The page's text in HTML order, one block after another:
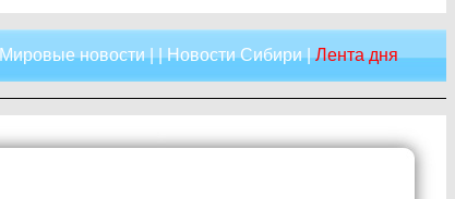
Мировые новости| |Новости Сибири|Лента дня